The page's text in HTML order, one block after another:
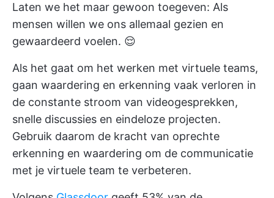
Laten we het maar gewoon toegeven: Als
mensen willen we ons allemaal gezien en
gewaardeerd voelen. 😌
Als het gaat om het werken met virtuele teams,
gaan waardering en erkenning vaak verloren in
de constante stroom van videogesprekken,
snelle discussies en eindeloze projecten.
Gebruik daarom de kracht van oprechte
erkenning en waardering om de communicatie
met je virtuele team te verbeteren.